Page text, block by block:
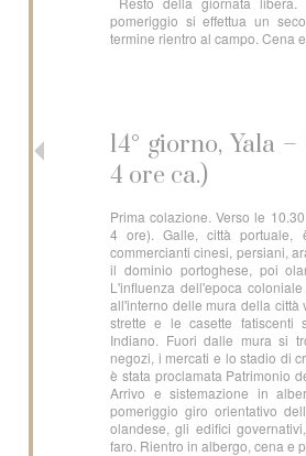
pomeriggio si effettua un
termine rientro al campo. Cena
14° giorno, Yala
4 ore ca.)
Prima colazione. Verso le
4 ore). Galle, città portuale,
commercianti cinesi, persiani,
il dominio portoghese, poi
L'influenza dell'epoca
all'interno delle mura della città
strette e le casette fatiscenti
Indiano. Fuori dalle mura si
negozi, i mercati e lo stadio di
è stata proclamata Patrimonio
Arrivo e sistemazione in
pomeriggio giro orientativo
olandese, gli edifici
faro. Rientro in albergo, cena e